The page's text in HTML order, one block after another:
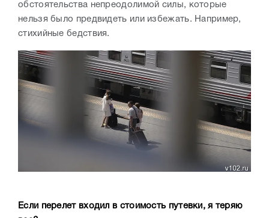
обстоятельства непреодолимой силы, которые
нельзя было предвидеть или избежать. Например,
стихийные бедствия.
Если перелет входил в стоимость путевки, я теряю